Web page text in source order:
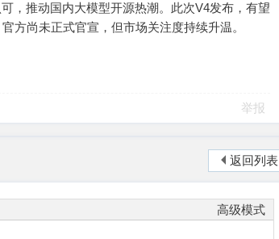
，推动国内大模型开源热潮。此次V4发布，有望
方尚未正式官宣，但市场关注度持续升温。
举报
返回列表
高级模式